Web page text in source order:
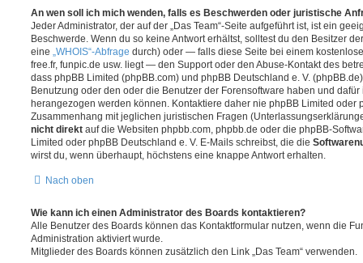
An wen soll ich mich wenden, falls es Beschwerden oder juristische
Jeder Administrator, der auf der „Das Team“-Seite aufgeführt ist, ist ein
Beschwerde. Wenn du so keine Antwort erhältst, solltest du den Besitzer
eine „WHOIS“-Abfrage durch) oder — falls diese Seite bei einem
free.fr, funpic.de usw. liegt — den Support oder den Abuse-Kontakt des
dass phpBB Limited (phpBB.com) und phpBB Deutschland e. V.
Benutzung oder den oder die Benutzer der Forensoftware haben und
herangezogen werden können. Kontaktiere daher nie phpBB Limited oder
Zusammenhang mit jeglichen juristischen Fragen
nicht direkt auf die Websiten phpbb.com, phpbb.de oder die phpBB-
Limited oder phpBB Deutschland e. V. E-Mails schreibst, die die
wirst du, wenn überhaupt, höchstens eine knappe Antwort erhalten.
Nach oben
Wie kann ich einen Administrator des Boards kontaktieren?
Alle Benutzer des Boards können das Kontaktformular nutzen, wenn die
Administration aktiviert wurde.
Mitglieder des Boards können zusätzlich den Link „Das Team“ verwenden.